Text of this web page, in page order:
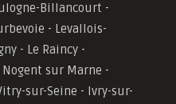
Billancourt -
- Levallois-
- Le Raincy -
sur Marne -
sur-Seine - Ivry-sur-